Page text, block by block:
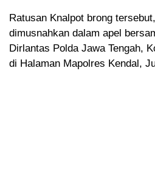
Ratusan Knalpot brong
dimusnahkan dalam apel
Dirlantas Polda Jawa Tengah,
di Halaman Mapolres Kendal,